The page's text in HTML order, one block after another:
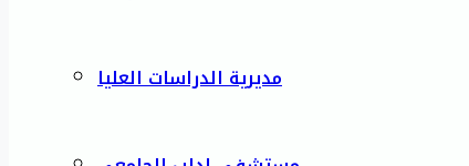
مديرية الدراسات العليا